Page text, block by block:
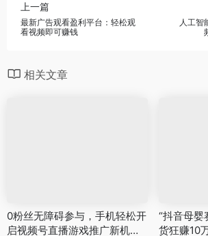
上一篇
最新广告观看盈利平台：轻松观
看视频即可赚钱
人工智
相关文章
0粉丝无障碍参与，手机轻松开
启视频号直播游戏推广新机
“抖音母
货狂赚10